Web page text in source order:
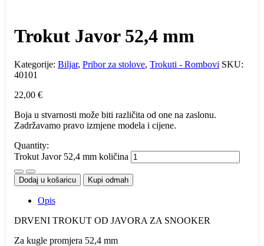
Trokut Javor 52,4 mm
Kategorije: Biljar, Pribor za stolove, Trokuti - Rombovi SKU:
40101
22,00 €
Boja u stvarnosti može biti različita od one na zaslonu.
Zadržavamo pravo izmjene modela i cijene.
Quantity:
Trokut Javor 52,4 mm količina
Dodaj u košaricu Kupi odmah
Opis
DRVENI TROKUT OD JAVORA ZA SNOOKER
Za kugle promjera 52,4 mm